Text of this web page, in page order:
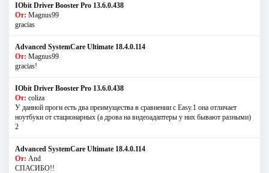
IObit Driver Booster Pro 13.6.0.438
От: Magnus99
gracias
Advanced SystemCare Ultimate 18.4.0.114
От: Magnus99
gracias!
IObit Driver Booster Pro 13.6.0.438
От: coliza
У данной проги есть два преимущества в сравнении с Easy.1 она отличает
ноутбуки от стационарных (а дрова на видеоадаптеры у них бывают разными)
2
Advanced SystemCare Ultimate 18.4.0.114
От: And
СПАСИБО!!